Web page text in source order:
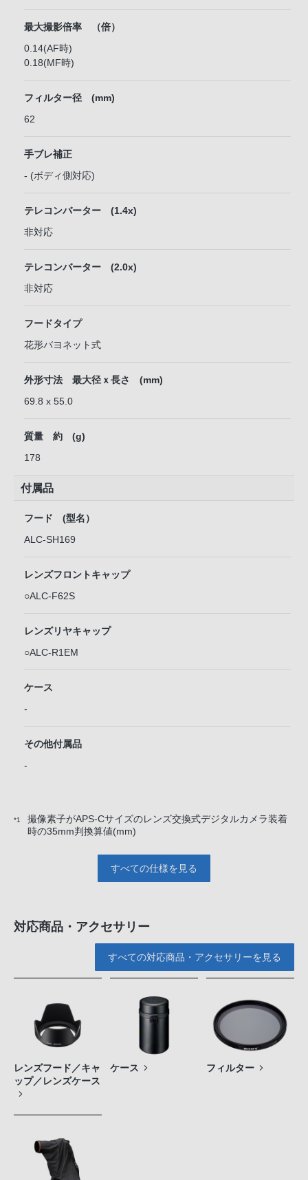
最大撮影倍率 （倍）
0.14(AF時)
0.18(MF時)
フィルター径 (mm)
62
手ブレ補正
- (ボディ側対応)
テレコンバーター (1.4x)
非対応
テレコンバーター (2.0x)
非対応
フードタイプ
花形バヨネット式
外形寸法 最大径ｘ長さ (mm)
69.8 x 55.0
質量 約 (g)
178
付属品
フード (型名）
ALC-SH169
レンズフロントキャップ
○ALC-F62S
レンズリヤキャップ
○ALC-R1EM
ケース
-
その他付属品
-
*1
撮像素子がAPS-Cサイズのレンズ交換式デジタルカメラ装着
時の35mm判換算値(mm)
すべての仕様を見る
対応商品・アクセサリー
すべての対応商品・アクセサリーを見る
レンズフード／キャ
ップ／レンズケース
ケース フィルター